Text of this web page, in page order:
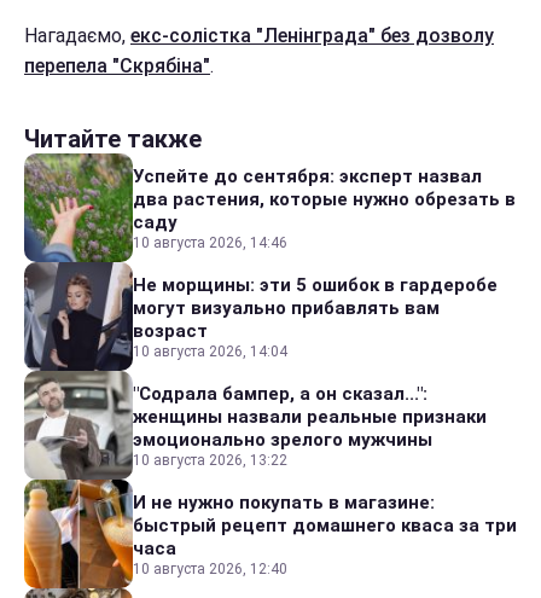
Нагадаємо, екс-солістка "Ленінграда" без дозволу
перепела "Скрябіна".
Читайте также
Успейте до сентября: эксперт назвал
два растения, которые нужно обрезать в
саду
10 августа 2026, 14:46
Не морщины: эти 5 ошибок в гардеробе
могут визуально прибавлять вам
возраст
10 августа 2026, 14:04
"Содрала бампер, а он сказал...":
женщины назвали реальные признаки
эмоционально зрелого мужчины
10 августа 2026, 13:22
И не нужно покупать в магазине:
быстрый рецепт домашнего кваса за три
часа
10 августа 2026, 12:40